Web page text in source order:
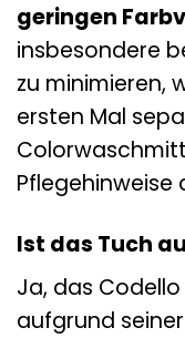
geringen
insbesondere
zu minimieren,
ersten Mal
Pflegehinweise
Ist das Tuch
Ja, das Codello
aufgrund